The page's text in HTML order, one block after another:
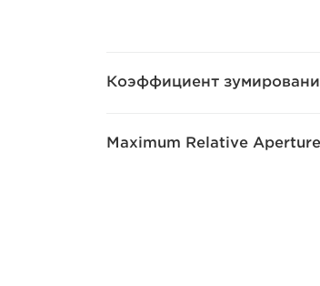
Коэффициент
Maximum Relative